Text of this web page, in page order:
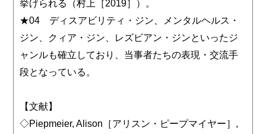
挙げられる（村上［2019］）。
★04 ディスアビリティ・ジン、メンタルヘルス・
ジン、クィア・ジン、レズビアン・ジンといったジ
ャンルも確立しており、当事者たちの表現・交流手
段となっている。
【文献】
◇Piepmeier, Alison［アリスン・ピープマイヤー］,